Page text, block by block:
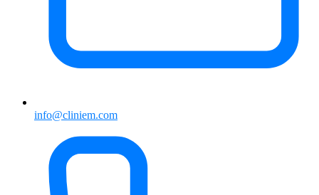
info@cliniem.com